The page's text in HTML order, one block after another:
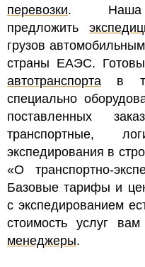
перевозки. Наша
предложить
грузов
страны ЕАЭС.
автотранспорта в
специально
поставленных
транспортные,
экспедирования в
«О транспортно-
Базовые тарифы и
с экспедированием
стоимость услуг вам
менеджеры.